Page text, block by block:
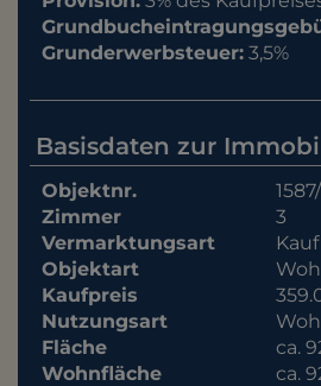
Grunderwerbsteuer: 3,5%
Basisdaten zur
Objektnr.
Zimmer
3
Vermarktungsart
Kauf
Objektart
Kaufpreis
Nutzungsart
Fläche
ca.
Wohnfläche ca.